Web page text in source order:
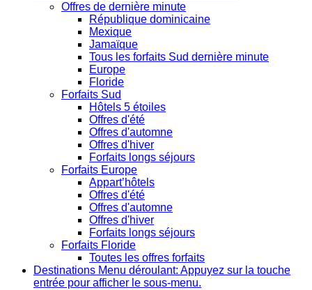
Offres de dernière minute
République dominicaine
Mexique
Jamaïque
Tous les forfaits Sud dernière minute
Europe
Floride
Forfaits Sud
Hôtels 5 étoiles
Offres d'été
Offres d'automne
Offres d'hiver
Forfaits longs séjours
Forfaits Europe
Appart’hôtels
Offres d'été
Offres d'automne
Offres d'hiver
Forfaits longs séjours
Forfaits Floride
Toutes les offres forfaits
Destinations Menu déroulant: Appuyez sur la touche
entrée pour afficher le sous-menu.